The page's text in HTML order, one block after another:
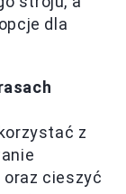
dla
z
oraz cieszyć